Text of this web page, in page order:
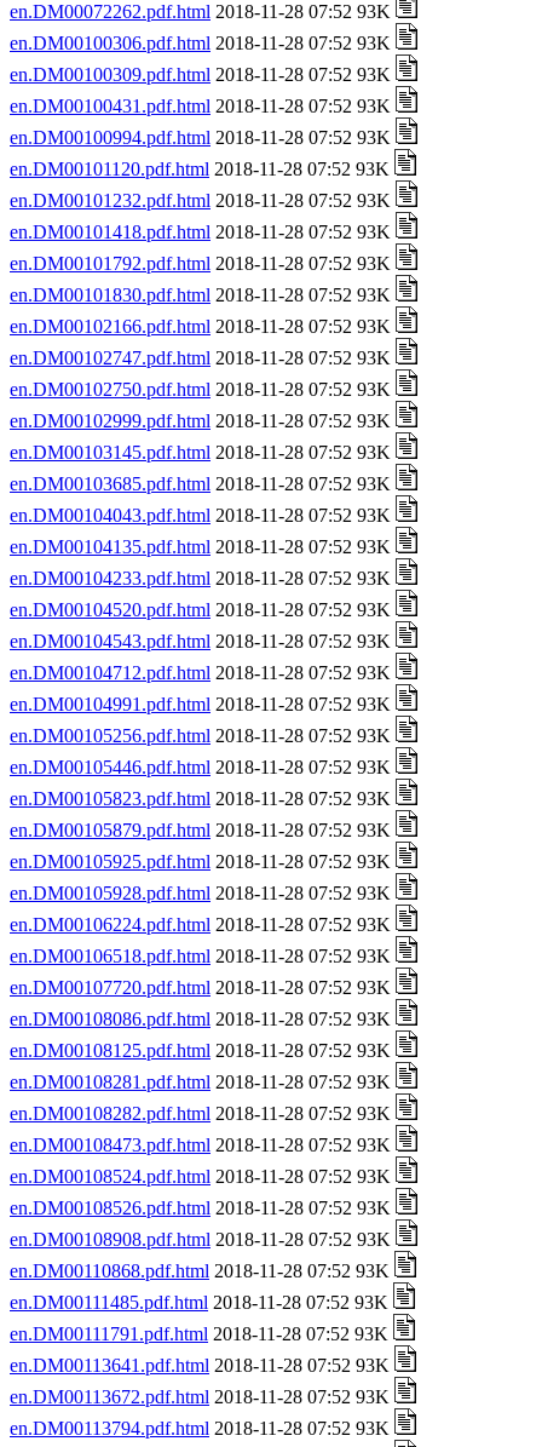
en.DM00072262.pdf.html 2018-11-28 07:52 93K
en.DM00100306.pdf.html 2018-11-28 07:52 93K
en.DM00100309.pdf.html 2018-11-28 07:52 93K
en.DM00100431.pdf.html 2018-11-28 07:52 93K
en.DM00100994.pdf.html 2018-11-28 07:52 93K
en.DM00101120.pdf.html 2018-11-28 07:52 93K
en.DM00101232.pdf.html 2018-11-28 07:52 93K
en.DM00101418.pdf.html 2018-11-28 07:52 93K
en.DM00101792.pdf.html 2018-11-28 07:52 93K
en.DM00101830.pdf.html 2018-11-28 07:52 93K
en.DM00102166.pdf.html 2018-11-28 07:52 93K
en.DM00102747.pdf.html 2018-11-28 07:52 93K
en.DM00102750.pdf.html 2018-11-28 07:52 93K
en.DM00102999.pdf.html 2018-11-28 07:52 93K
en.DM00103145.pdf.html 2018-11-28 07:52 93K
en.DM00103685.pdf.html 2018-11-28 07:52 93K
en.DM00104043.pdf.html 2018-11-28 07:52 93K
en.DM00104135.pdf.html 2018-11-28 07:52 93K
en.DM00104233.pdf.html 2018-11-28 07:52 93K
en.DM00104520.pdf.html 2018-11-28 07:52 93K
en.DM00104543.pdf.html 2018-11-28 07:52 93K
en.DM00104712.pdf.html 2018-11-28 07:52 93K
en.DM00104991.pdf.html 2018-11-28 07:52 93K
en.DM00105256.pdf.html 2018-11-28 07:52 93K
en.DM00105446.pdf.html 2018-11-28 07:52 93K
en.DM00105823.pdf.html 2018-11-28 07:52 93K
en.DM00105879.pdf.html 2018-11-28 07:52 93K
en.DM00105925.pdf.html 2018-11-28 07:52 93K
en.DM00105928.pdf.html 2018-11-28 07:52 93K
en.DM00106224.pdf.html 2018-11-28 07:52 93K
en.DM00106518.pdf.html 2018-11-28 07:52 93K
en.DM00107720.pdf.html 2018-11-28 07:52 93K
en.DM00108086.pdf.html 2018-11-28 07:52 93K
en.DM00108125.pdf.html 2018-11-28 07:52 93K
en.DM00108281.pdf.html 2018-11-28 07:52 93K
en.DM00108282.pdf.html 2018-11-28 07:52 93K
en.DM00108473.pdf.html 2018-11-28 07:52 93K
en.DM00108524.pdf.html 2018-11-28 07:52 93K
en.DM00108526.pdf.html 2018-11-28 07:52 93K
en.DM00108908.pdf.html 2018-11-28 07:52 93K
en.DM00110868.pdf.html 2018-11-28 07:52 93K
en.DM00111485.pdf.html 2018-11-28 07:52 93K
en.DM00111791.pdf.html 2018-11-28 07:52 93K
en.DM00113641.pdf.html 2018-11-28 07:52 93K
en.DM00113672.pdf.html 2018-11-28 07:52 93K
en.DM00113794.pdf.html 2018-11-28 07:52 93K